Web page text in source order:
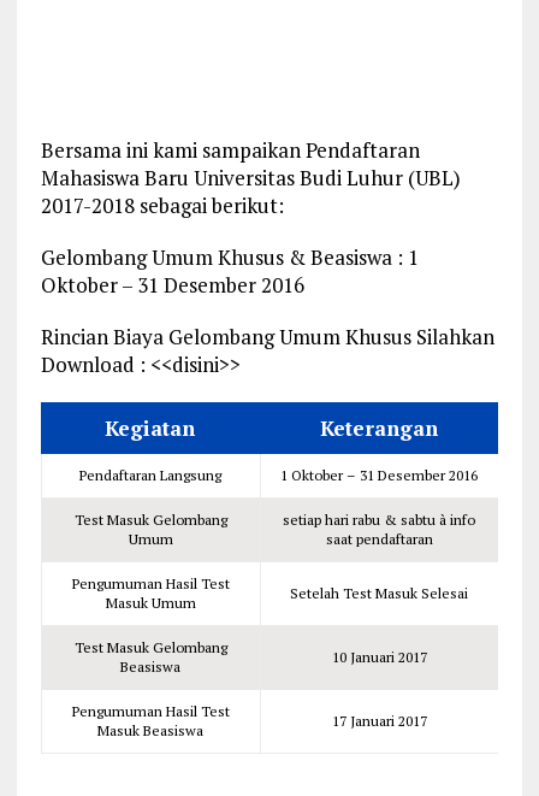
Bersama ini kami sampaikan Pendaftaran
Mahasiswa Baru Universitas Budi Luhur (UBL)
2017-2018 sebagai berikut:
Gelombang Umum Khusus & Beasiswa : 1
Oktober – 31 Desember 2016
Rincian Biaya Gelombang Umum Khusus Silahkan
Download : <<disini>>
Kegiatan Keterangan
Pendaftaran Langsung 1 Oktober – 31 Desember 2016
Test Masuk Gelombang
Umum
setiap hari rabu & sabtu à info
saat pendaftaran
Pengumuman Hasil Test
Masuk Umum
Setelah Test Masuk Selesai
Test Masuk Gelombang
Beasiswa
10 Januari 2017
Pengumuman Hasil Test
Masuk Beasiswa
17 Januari 2017